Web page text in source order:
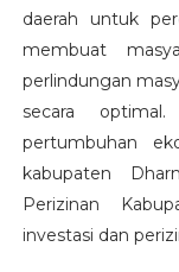
daerah untuk
membuat
perlindungan
secara
pertumbuhan
kabupaten
Perizinan
investasi dan